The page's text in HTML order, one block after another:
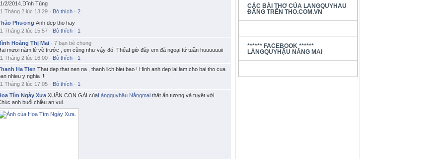
2/2014.Dĩnh Tùng
Tháng 2 lúc 13:29 · Bỏ thích · 2
Phương Anh dep tho hay
Tháng 2 lúc 15:57 · Bỏ thích · 1
Hoàng Thị Mai · 7 bạn bè chung
mươi năm lẻ về trước , em cũng như vậy đó. Thếaf giờ đây em đã ngoại tứ tuần huuuuuuii
Tháng 2 lúc 16:00 · Bỏ thích · 1
Ha Tien That dep that nen na , thanh lich biet bao ! Hinh anh dep lai lam cho bai tho cua
nhieu y nghia !!!
Tháng 2 lúc 17:05 · Bỏ thích · 1
Tím Ngày Xưa XUÂN CON GÁI củaLàngquyhậu Nắngmai thật ấn tượng và tuyệt vời... .
anh buổi chiều an vui.
CÁC BÀI THƠ CỦA LANGQUYHAU
ĐĂNG TRÊN THO.COM.VN
****** FACEBOOK ******
LÀNGQUYHẬU NẮNG MAI